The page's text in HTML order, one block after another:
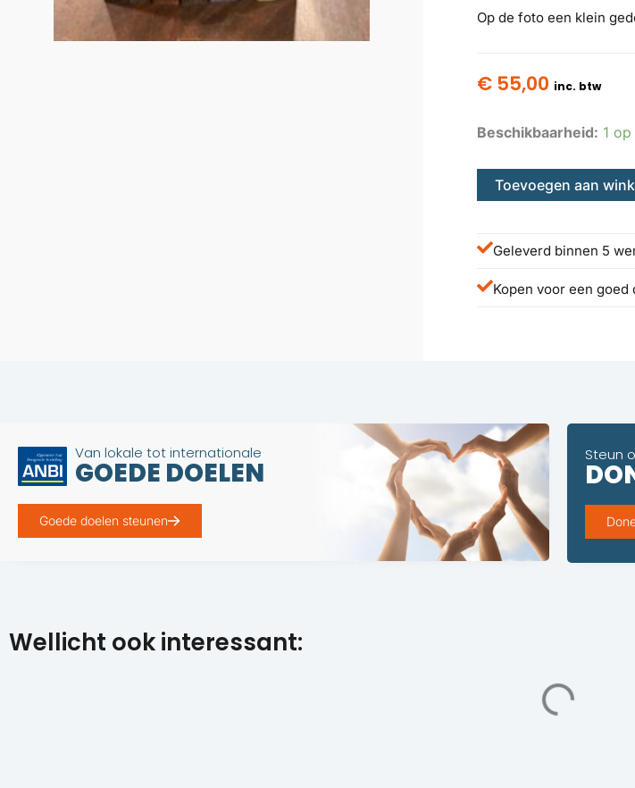
Op de foto een klein
€55,00 inc. btw
Beschikbaarheid: 1
Toevoegen aan
Geleverd binnen 5
Kopen voor een goed
Van lokale tot internationale
GOEDE DOELEN
Goede doelen steunen
Steun
Wellicht ook interessant: